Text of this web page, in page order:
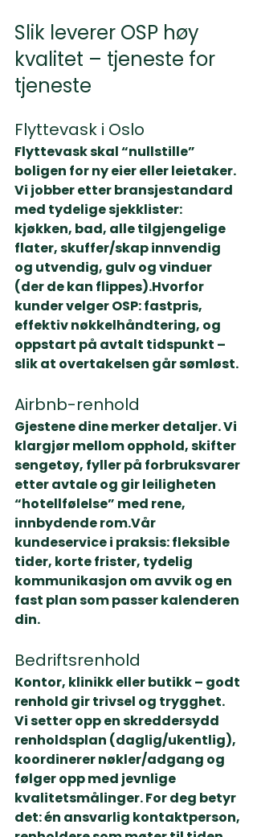
Slik leverer OSP høy
kvalitet – tjeneste for
tjeneste
Flyttevask i Oslo
Flyttevask skal “nullstille”
boligen for ny eier eller leietaker.
Vi jobber etter bransjestandard
med tydelige sjekklister:
kjøkken, bad, alle tilgjengelige
flater, skuffer/skap innvendig
og utvendig, gulv og vinduer
(der de kan flippes).Hvorfor
kunder velger OSP: fastpris,
effektiv nøkkelhåndtering, og
oppstart på avtalt tidspunkt –
slik at overtakelsen går sømløst.
Airbnb-renhold
Gjestene dine merker detaljer. Vi
klargjør mellom opphold, skifter
sengetøy, fyller på forbruksvarer
etter avtale og gir leiligheten
“hotellfølelse” med rene,
innbydende rom.Vår
kundeservice i praksis: fleksible
tider, korte frister, tydelig
kommunikasjon om avvik og en
fast plan som passer kalenderen
din.
Bedriftsrenhold
Kontor, klinikk eller butikk – godt
renhold gir trivsel og trygghet.
Vi setter opp en skreddersydd
renholdsplan (daglig/ukentlig),
koordinerer nøkler/adgang og
følger opp med jevnlige
kvalitetsmålinger. For deg betyr
det: én ansvarlig kontaktperson,